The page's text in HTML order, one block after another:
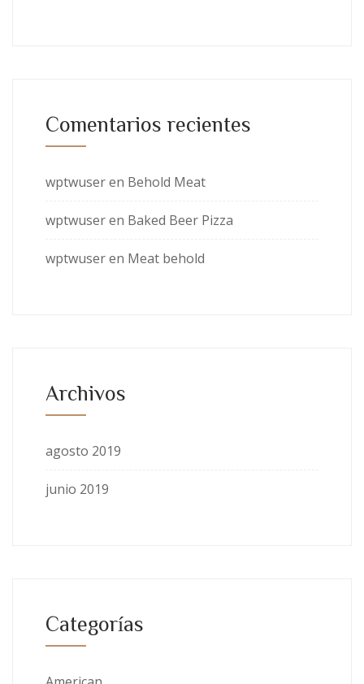
Comentarios recientes
wptwuseren Behold Meat
wptwuseren Baked Beer Pizza
wptwuseren Meat behold
Archivos
agosto 2019
junio 2019
Categorías